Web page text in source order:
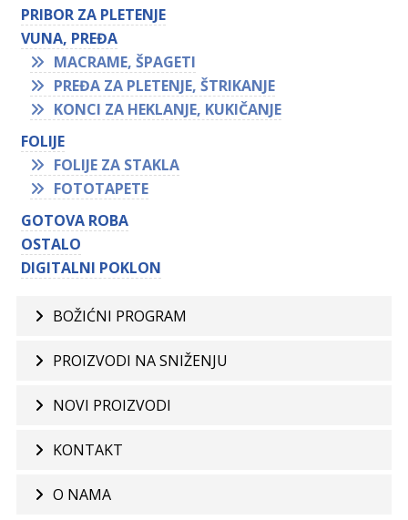
PRIBOR ZA PLETENJE
VUNA, PREĐA
MACRAME, ŠPAGETI
PREĐA ZA PLETENJE, ŠTRIKANJE
KONCI ZA HEKLANJE, KUKIČANJE
FOLIJE
FOLIJE ZA STAKLA
FOTOTAPETE
GOTOVA ROBA
OSTALO
DIGITALNI POKLON
BOŽIĆNI PROGRAM
PROIZVODI NA SNIŽENJU
NOVI PROIZVODI
KONTAKT
O NAMA